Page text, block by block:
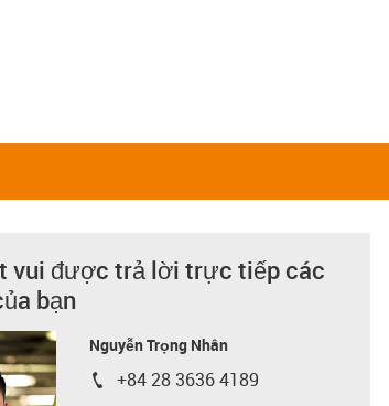
vui được trả lời trực tiếp các
bạn
Nguyễn Trọng Nhân
igus-icon-phone
+84 28 3636 4189